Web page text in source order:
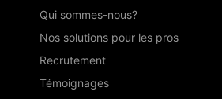
Qui sommes-nous?
Nos solutions pour les pros
Recrutement
Témoignages